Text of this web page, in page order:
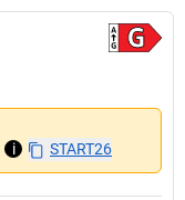
i START26